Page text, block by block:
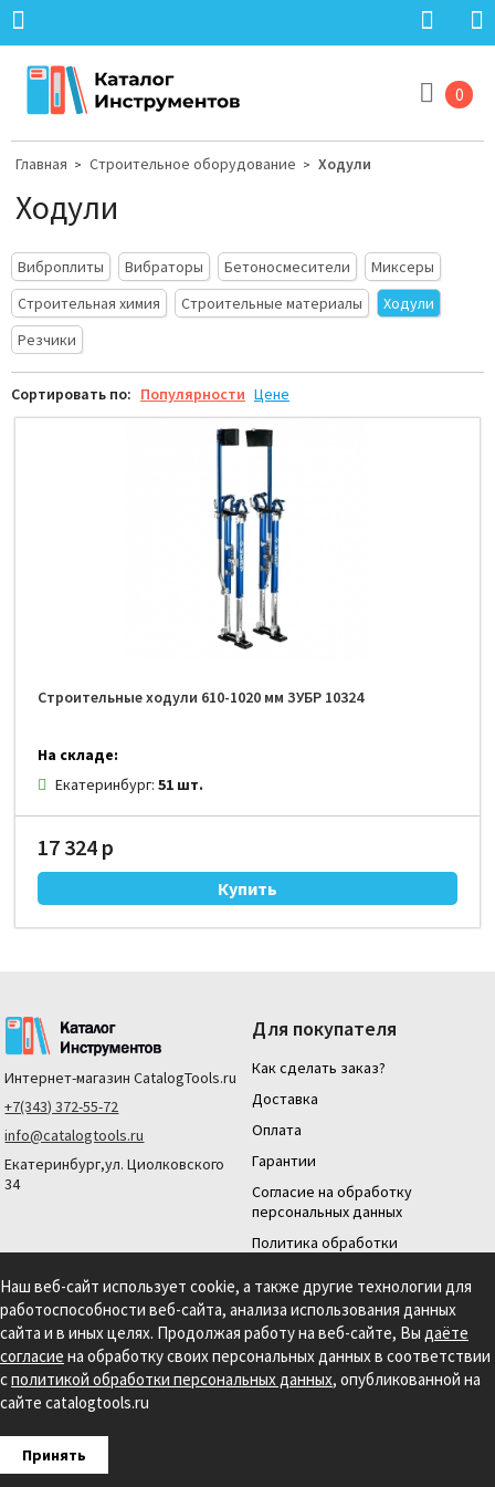
0
Главная > Строительное оборудование > Ходули
Ходули
Виброплиты Вибраторы Бетоносмесители
Миксеры
Строительная химия
Строительные материалы
Ходули
Резчики
Сортировать по: Популярности Цене
Строительные ходули 610-1020 мм ЗУБР 10324
На складе:
Екатеринбург:51 шт.
17 324 р
Интернет-магазин CatalogTools.ru
+7(343) 372-55-72
info@catalogtools.ru
Екатеринбург,ул. Циолковского
34
Для покупателя
Как сделать заказ?
Доставка
Оплата
Гарантии
Согласие на обработку
персональных данных
Политика обработки
Для юридических лиц
На нашем сайте мы используем cookie для сбора информации технического
характера. Продолжая использовать этот сайт, вы даете согласие на
использование файлов cookies и обработку персональных данных в соответствии с
Политикой обработки персональных данных.Информация на сайте носит
справочный характер и не является публичной офертой, определяемой
положениями статьи 437 гражданского кодекса РФ.
Наш веб-сайт использует cookie, а также другие технологии для
работоспособности веб-сайта, анализа использования данных
сайта и в иных целях. Продолжая работу на веб-сайте, Вы даёте
согласие на обработку своих персональных данных в соответствии
сполитикой обработки персональных данных, опубликованной на
сайте catalogtools.ru
Принять